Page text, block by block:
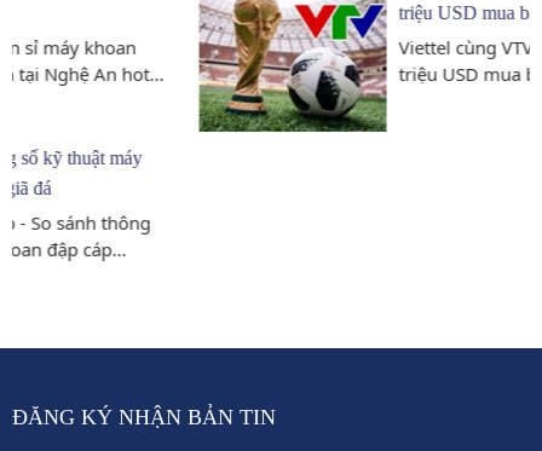
triệu USD mua bản quyền World Cup
Viettel cùng VTV, Vingroup chi 14-15
triệu USD mua bản quyền World...
ĐĂNG KÝ NHẬN BẢN TIN